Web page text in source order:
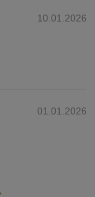
10.01.2026
01.01.2026